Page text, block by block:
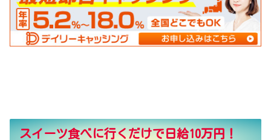
スイーツ食べに行くだけで日給10万円！